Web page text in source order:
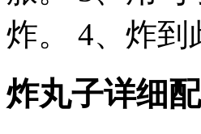
炸。 4、炸到
炸丸子详细